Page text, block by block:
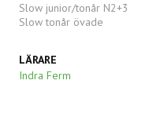
Slow junior/tonår N2+3
Slow tonår övade
LÄRARE
Indra Ferm